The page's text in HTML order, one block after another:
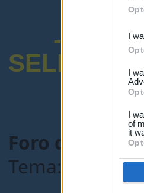
third
I
I
I
of
it
-
Foro de
Tema: